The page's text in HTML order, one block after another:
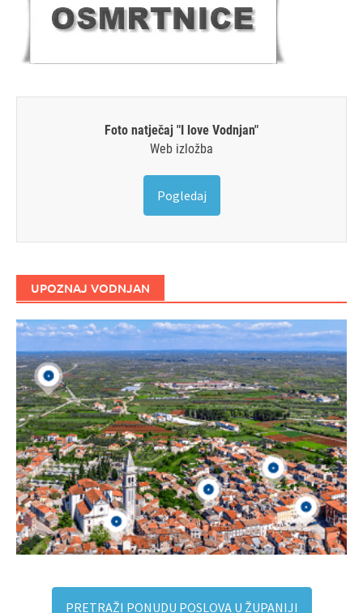
Foto natječaj "I love Vodnjan"
Web izložba
Pogledaj
UPOZNAJ VODNJAN
PRETRAŽI PONUDU POSLOVA U ŽUPANIJI